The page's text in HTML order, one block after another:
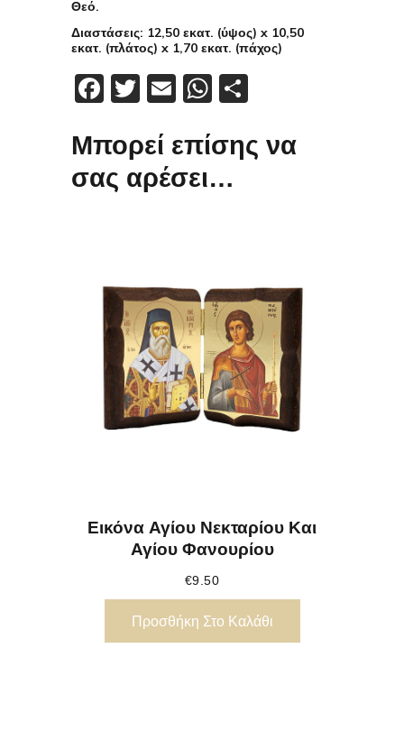
Θεό.
Διαστάσεις: 12,50 εκατ. (ύψος) x 10,50
εκατ. (πλάτος) x 1,70 εκατ. (πάχος)
Facebook
Twitter
EmailWhatsApp
Μπορεί επίσης να
σας αρέσει…
Εικόνα Αγίου Νεκταρίου Και
Αγίου Φανουρίου
€9.50
Προσθήκη Στο Καλάθι